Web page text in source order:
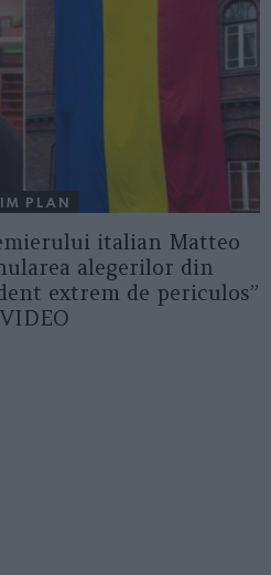
PLAN
italian Matteo
alegerilor din
extrem de periculos”